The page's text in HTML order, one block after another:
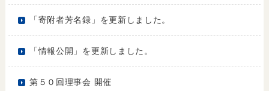
「寄附者芳名録」を更新しました。
「情報公開」を更新しました。
第５０回理事会 開催